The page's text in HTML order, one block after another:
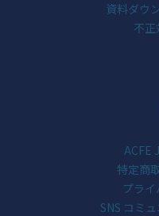
資料ダウ
不
ACFE
特定商
プラ
SNS コミ